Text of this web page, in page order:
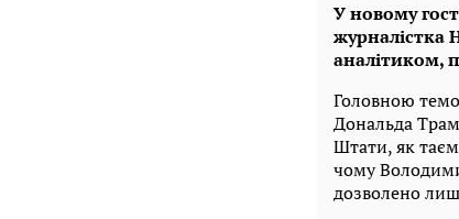
У новому
журналістка
аналітиком,
Головною
Дональда
Штати, як
чому
дозволено